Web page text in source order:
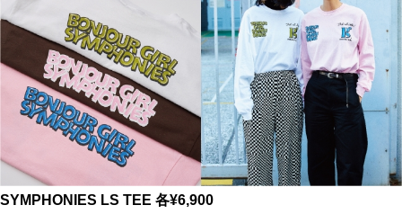
SYMPHONIES LS TEE 各¥6,900